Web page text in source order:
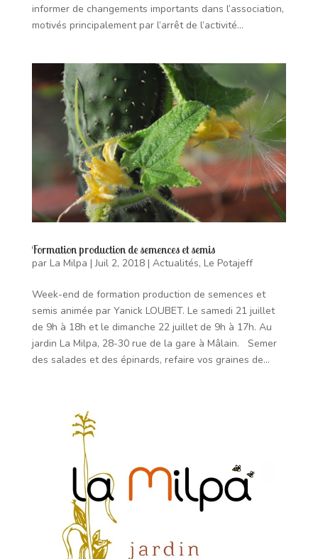
informer de changements importants dans l’association,
motivés principalement par l’arrêt de l’activité...
Formation production de semences et semis
par La Milpa |Juil 2, 2018| Actualités, Le Potajeff
Week-end de formation production de semences et
semis animée par Yanick LOUBET. Le samedi 21 juillet
de 9h à 18h et le dimanche 22 juillet de 9h à 17h. Au
jardin La Milpa, 28-30 rue de la gare à Mâlain. Semer
des salades et des épinards, refaire vos graines de...